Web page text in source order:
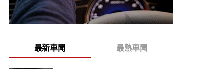
最新車聞 最熱車聞